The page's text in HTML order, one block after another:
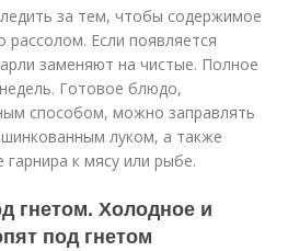
за тем, чтобы содержимое
Если появляется
заменяют на чистые. Полное
Готовое блюдо,
способом, можно заправлять
луком, а также
гарнира к мясу или рыбе.
гнетом. Холодное и
под гнетом